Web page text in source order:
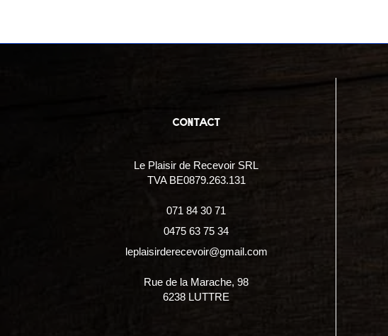
contact
Le Plaisir de Recevoir SRL
TVA BE0879.263.131
071 84 30 71
0475 63 75 34
leplaisirderecevoir@gmail.com
Rue de la Marache, 98
6238 LUTTRE